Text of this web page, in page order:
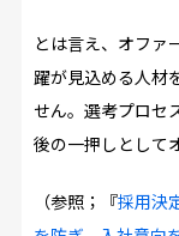
とは言え、オファ
躍が見込める人材
せん。選考プロセ
後の一押しとして
（参照；『採用決